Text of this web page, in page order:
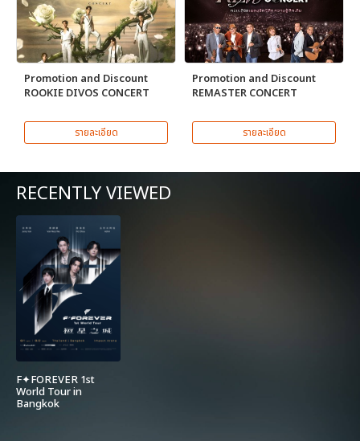
Promotion and Discount
ROOKIE DIVOS CONCERT
รายละเอียด
Promotion and Discount
REMASTER CONCERT
รายละเอียด
RECENTLY VIEWED
F✦FOREVER 1st
World Tour in
Bangkok